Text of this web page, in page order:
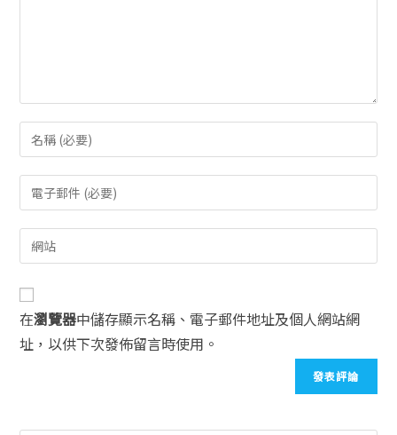
在瀏覽器中儲存顯示名稱、電子郵件地址及個人網站網
址，以供下次發佈留言時使用。